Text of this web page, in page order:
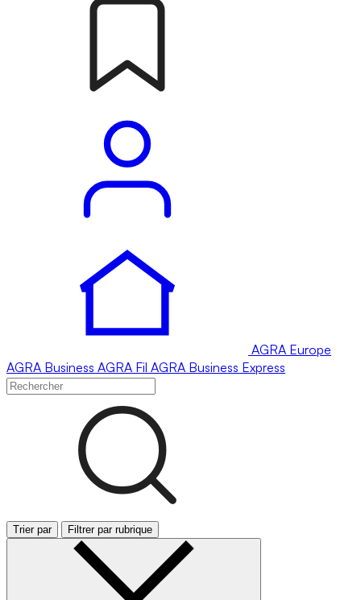
AGRA Europe
AGRA Business AGRA Fil AGRA Business Express
Trier par Filtrer par rubrique